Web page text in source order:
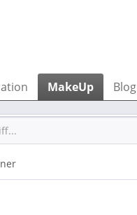
MakeUp Blog